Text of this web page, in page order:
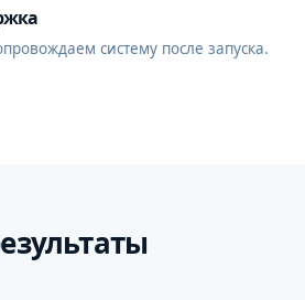
систему после запуска.